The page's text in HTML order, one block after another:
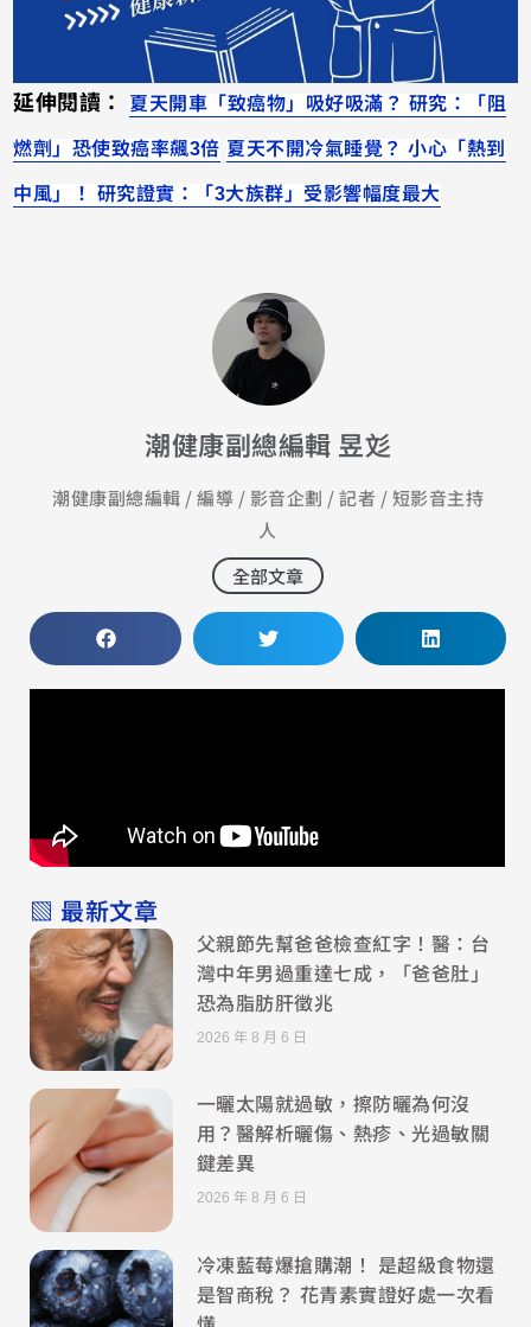
延伸閱讀： 夏天開車「致癌物」吸好吸滿？ 研究：「阻
燃劑」恐使致癌率飆3倍 夏天不開冷氣睡覺？ 小心「熱到
中風」！ 研究證實：「3大族群」受影響幅度最大
潮健康副總編輯 昱彣
潮健康副總編輯 / 編導 / 影音企劃 / 記者 / 短影音主持
人
全部文章
▧ 最新文章
父親節先幫爸爸檢查紅字！醫：台
灣中年男過重達七成，「爸爸肚」
恐為脂肪肝徵兆
2026 年 8 月 6 日
一曬太陽就過敏，擦防曬為何沒
用？醫解析曬傷、熱疹、光過敏關
鍵差異
2026 年 8 月 6 日
冷凍藍莓爆搶購潮！ 是超級食物還
是智商稅？ 花青素實證好處一次看